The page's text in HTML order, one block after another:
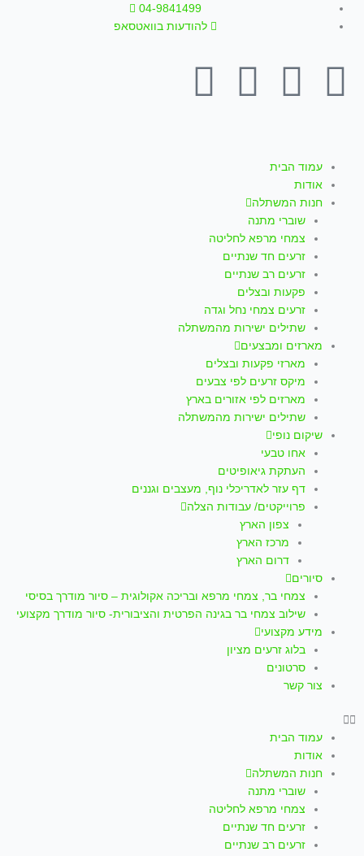
דילוג
לתוכן
04-9841499
להודעות בוואטסאפ
F
c
e
b
o
o
k
f
Y
u
t
u
b
e
I
t
a
g
r
a
m
W
p
עמוד הבית
אודות
חנות המשתלה
שוברי מתנה
צמחי מרפא לחליטה
זרעים חד שנתיים
זרעים רב שנתיים
פקעות ובצלים
זרעים צמחי נחל וגדה
שתילים ישירות מהמשתלה
מארזים ומבצעים
מארזי פקעות ובצלים
מיקס זרעים לפי צבעים
מארזים לפי אזורים בארץ
שתילים ישירות מהמשתלה
שיקום נופי
אחו טבעי
העתקת גיאופיטים
דף עזר לאדריכלי נוף, מעצבים וגננים
פרוייקטים/ עבודות הצלה
צפון הארץ
מרכז הארץ
דרום הארץ
סיורים
צמחי בר, צמחי מרפא ובריכה אקולוגית – סיור מודרך בסיסי
שילוב צמחי בר בגינה הפרטית והציבורית- סיור מודרך מקצועי
מידע מקצועי
בלוג זרעים מציון
סרטונים
צור קשר
עמוד הבית
אודות
חנות המשתלה
שוברי מתנה
צמחי מרפא לחליטה
זרעים חד שנתיים
זרעים רב שנתיים